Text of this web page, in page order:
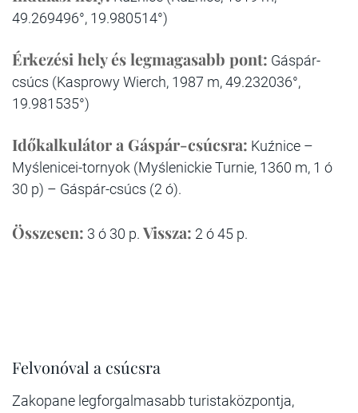
49.269496°, 19.980514°)
Érkezési hely és legmagasabb pont: Gáspár-
csúcs (Kasprowy Wierch, 1987 m, 49.232036°,
19.981535°)
Időkalkulátor a Gáspár-csúcsra: Kuźnice –
Myślenicei-tornyok (Myślenickie Turnie, 1360 m, 1 ó
30 p) – Gáspár-csúcs (2 ó).
Összesen: 3 ó 30 p. Vissza: 2 ó 45 p.
Felvonóval a csúcsra
Zakopane legforgalmasabb turistaközpontja,